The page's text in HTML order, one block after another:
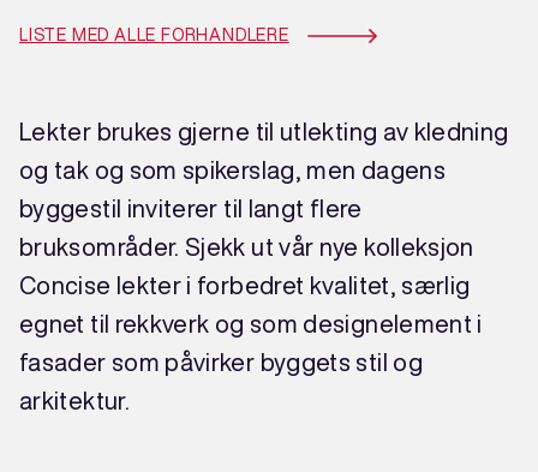
Lekter brukes gjerne til utlekting av kledning
og tak og som spikerslag, men dagens
byggestil inviterer til langt flere
bruksområder. Sjekk ut vår nye kolleksjon
Concise lekter i forbedret kvalitet, særlig
egnet til rekkverk og som designelement i
fasader som påvirker byggets stil og
arkitektur.
LISTE MED ALLE FORHANDLERE